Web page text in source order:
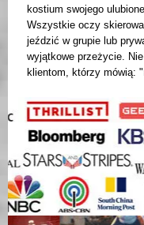
kostium swojego
Wszystkie oczy
jeździć w grupie lub
wyjątkowe przeżycie.
klientom, którzy mówią: